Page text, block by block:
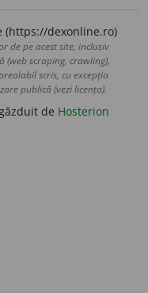
(https://dexonline.ro)
de pe acest site, inclusiv
(web scraping, crawling),
scris, cu excepția
publică (vezi licența).
de Hosterion